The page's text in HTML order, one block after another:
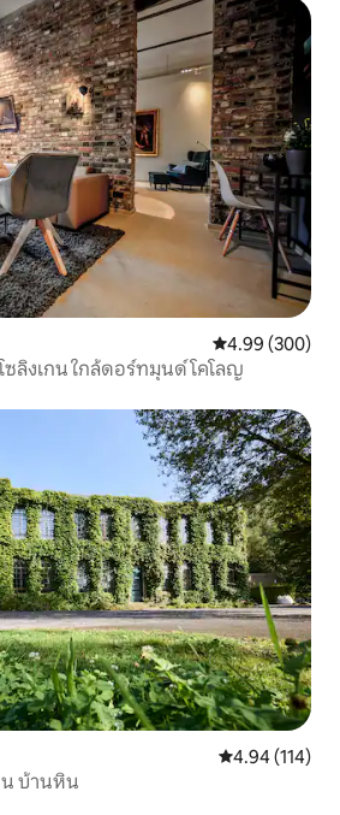
คะแนนเฉลี่ย
4.99 (300)
ซลิงเกน ใกล้ดอร์ทมุนด์ โคโลญ
คะแนนเฉลี่ย
4.94 (114)
น บ้านหิน